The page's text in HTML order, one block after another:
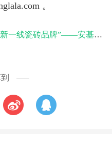
。
品牌”——安基瓷砖·岩板的硬核实力